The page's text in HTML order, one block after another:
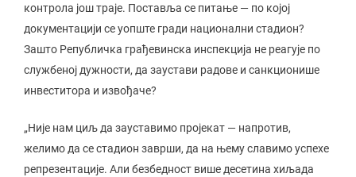
контрола још траје. Поставља се питање — по којој
документацији се уопште гради национални стадион?
Зашто Републичка грађевинска инспекција не реагује по
службеној дужности, да заустави радове и санкционише
инвеститора и извођаче?
„Није нам циљ да зауставимо пројекат — напротив,
желимо да се стадион заврши, да на њему славимо успехе
репрезентације. Али безбедност више десетина хиљада